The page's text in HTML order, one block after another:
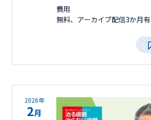
費用
無料、アーカイブ配信3か月有
2026年
2月